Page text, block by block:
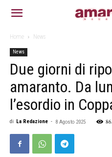
Home News
News
Due giorni di
amaranto. Da
l’esordio in
di La Redazione - 8 Agosto 2025